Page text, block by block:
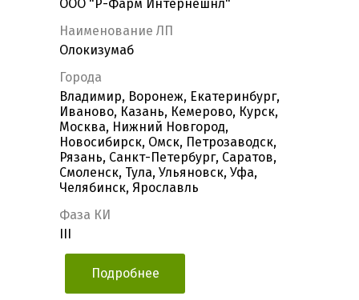
ООО "Р-Фарм Интернешнл"
Наименование ЛП
Олокизумаб
Города
Владимир, Воронеж, Екатеринбург,
Иваново, Казань, Кемерово, Курск,
Москва, Нижний Новгород,
Новосибирск, Омск, Петрозаводск,
Рязань, Санкт-Петербург, Саратов,
Смоленск, Тула, Ульяновск, Уфа,
Челябинск, Ярославль
Фаза КИ
Подробнее